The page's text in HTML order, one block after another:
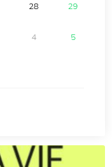
28 29
4 5